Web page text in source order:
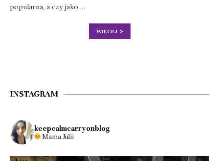
popularna, a czy jako …
WIĘCEJ
INSTAGRAM
keepcalmcarryonblog
Mama Julii